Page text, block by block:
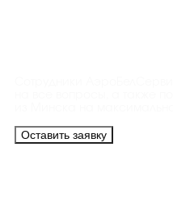
Оставить заявку